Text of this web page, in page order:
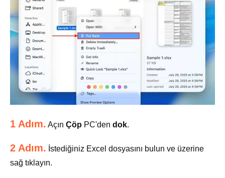
1 Adım. Açın Çöp PC'den dok.
2 Adım. İstediğiniz Excel dosyasını bulun ve üzerine
sağ tıklayın.